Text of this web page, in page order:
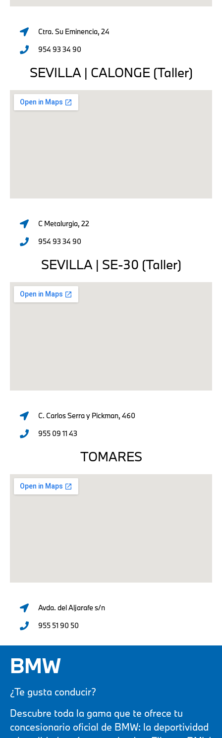
Ctra. Su Eminencia, 24
954 93 34 90
SEVILLA | CALONGE (Taller)
C Metalurgia, 22
954 93 34 90
SEVILLA | SE-30 (Taller)
C. Carlos Serra y Pickman, 460
955 09 11 43
TOMARES
Avda. del Aljarafe s/n
955 51 90 50
BMW
¿Te gusta conducir?
Descubre toda la gama que te ofrece tu
concesionario oficial de BMW: la deportividad